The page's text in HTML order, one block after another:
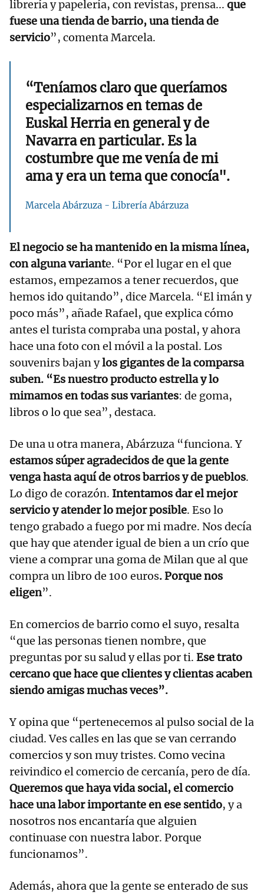
librería y papelería, con revistas, prensa... que
fuese una tienda de barrio, una tienda de
servicio”, comenta Marcela.
“Teníamos claro que queríamos
especializarnos en temas de
Euskal Herria en general y de
Navarra en particular. Es la
costumbre que me venía de mi
ama y era un tema que conocía".
Marcela Abárzuza - Librería Abárzuza
El negocio se ha mantenido en la misma línea,
con alguna variante. “Por el lugar en el que
estamos, empezamos a tener recuerdos, que
hemos ido quitando”, dice Marcela. “El imán y
poco más”, añade Rafael, que explica cómo
antes el turista compraba una postal, y ahora
hace una foto con el móvil a la postal. Los
souvenirs bajan ylos gigantes de la comparsa
suben. “Es nuestro producto estrella y lo
mimamos en todas sus variantes: de goma,
libros o lo que sea”, destaca.
De una u otra manera, Abárzuza “funciona. Y
estamos súper agradecidos de que la gente
venga hasta aquí de otros barrios y de pueblos.
Lo digo de corazón. Intentamos dar el mejor
servicio y atender lo mejor posible. Eso lo
tengo grabado a fuego por mi madre. Nos decía
que hay que atender igual de bien a un crío que
viene a comprar una goma de Milan que al que
compra un libro de 100 euros. Porque nos
eligen”.
En comercios de barrio como el suyo, resalta
“que las personas tienen nombre, que
preguntas por su salud y ellas por ti. Ese trato
cercano que hace que clientes y clientas acaben
siendo amigas muchas veces”.
Y opina que “pertenecemos al pulso social de la
ciudad. Ves calles en las que se van cerrando
comercios y son muy tristes. Como vecina
reivindico el comercio de cercanía, pero de día.
Queremos que haya vida social, el comercio
hace una labor importante en ese sentido, y a
nosotros nos encantaría que alguien
continuase con nuestra labor. Porque
funcionamos”.
Además, ahora que la gente se enterado de sus